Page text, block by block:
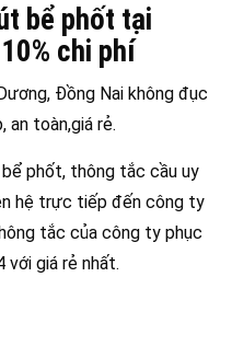
bể phốt tại
chi phí
Đồng Nai không đục
an toàn,giá rẻ.
phốt, thông tắc cầu uy
hệ trực tiếp đến công ty
tắc của công ty phục
với giá rẻ nhất.